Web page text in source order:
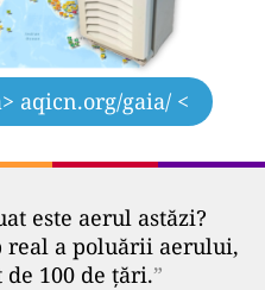
> aqicn.org/gaia/ <
este aerul astăzi?
real a poluării aerului,
100 de țări.”